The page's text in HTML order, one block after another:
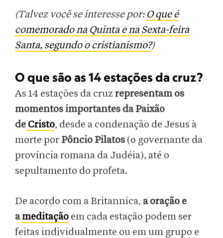
(Talvez você se interesse por: O que é
comemorado na Quinta e na Sexta-feira
Santa, segundo o cristianismo?)
O que são as 14 estações da cruz?
As 14 estações da cruzrepresentam os
momentos importantes da Paixão
de Cristo, desde a condenação de Jesus à
morte por Pôncio Pilatos (o governante da
província romana da Judéia), até o
sepultamento do profeta.
De acordo com a Britannica, a oração e
ameditação em cada estação podem ser
feitas individualmente ou em um grupo e